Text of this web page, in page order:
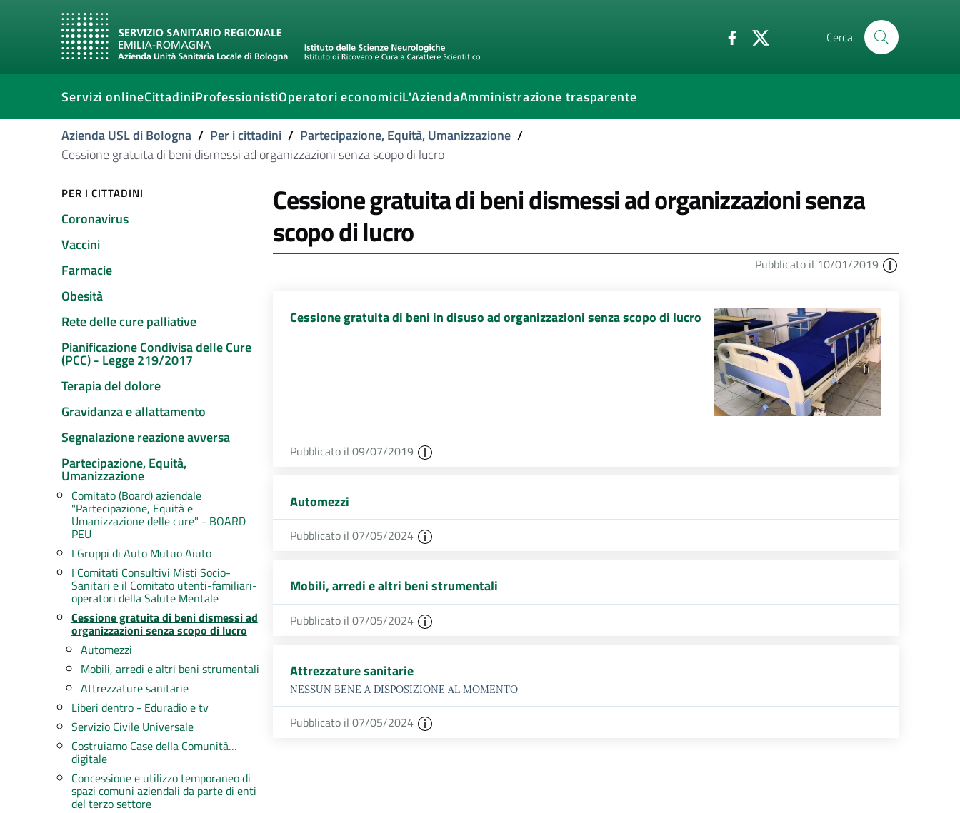
Cerca
Servizi onlineCittadiniProfessionistiOperatori economiciL'AziendaAmministrazione trasparente
Azienda USL di Bologna / Per i cittadini / Partecipazione, Equità, Umanizzazione /
Cessione gratuita di beni dismessi ad organizzazioni senza scopo di lucro
PER I CITTADINI
Coronavirus
Vaccini
Farmacie
Obesità
Rete delle cure palliative
Pianificazione Condivisa delle Cure
(PCC) - Legge 219/2017
Terapia del dolore
Gravidanza e allattamento
Segnalazione reazione avversa
Partecipazione, Equità,
Umanizzazione
Comitato (Board) aziendale
"Partecipazione, Equità e
Umanizzazione delle cure" - BOARD
PEU
I Gruppi di Auto Mutuo Aiuto
I Comitati Consultivi Misti Socio-
Sanitari e il Comitato utenti-familiari-
operatori della Salute Mentale
Cessione gratuita di beni dismessi ad
organizzazioni senza scopo di lucro
Automezzi
Mobili, arredi e altri beni strumentali
Attrezzature sanitarie
Liberi dentro - Eduradio e tv
Servizio Civile Universale
Costruiamo Case della Comunità…
digitale
Concessione e utilizzo temporaneo di
spazi comuni aziendali da parte di enti
del terzo settore
Cessione gratuita di beni dismessi ad organizzazioni senza
scopo di lucro
Pubblicato il 10/01/2019
Cessione gratuita di beni in disuso ad organizzazioni senza scopo di lucro
Pubblicato il 09/07/2019
Automezzi
Pubblicato il 07/05/2024
Mobili, arredi e altri beni strumentali
Pubblicato il 07/05/2024
Attrezzature sanitarie
NESSUN BENE A DISPOSIZIONE AL MOMENTO
Pubblicato il 07/05/2024